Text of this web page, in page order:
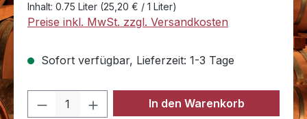
Inhalt: 0.75 Liter (25,20 € / 1 Liter)
Preise inkl. MwSt. zzgl. Versandkosten
Sofort verfügbar, Lieferzeit: 1-3 Tage
Produkt Anzahl: Gib den
In den Warenkorb